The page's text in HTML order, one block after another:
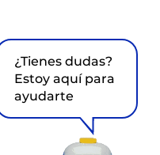
¿Tienes dudas?
Estoy aquí para
ayudarte